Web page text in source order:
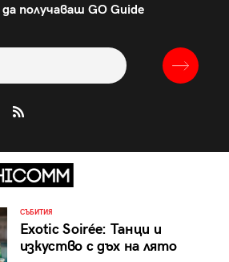
получаваш GO Guide
СЪБИТИЯ
Exotic Soirée: Танци и
изкуство с дъх на лято